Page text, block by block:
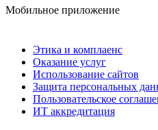
Мобильное приложение
Этика и комплаенс
Оказание услуг
Использование сайтов
Защита персональных
Пользовательское
ИТ аккредитация